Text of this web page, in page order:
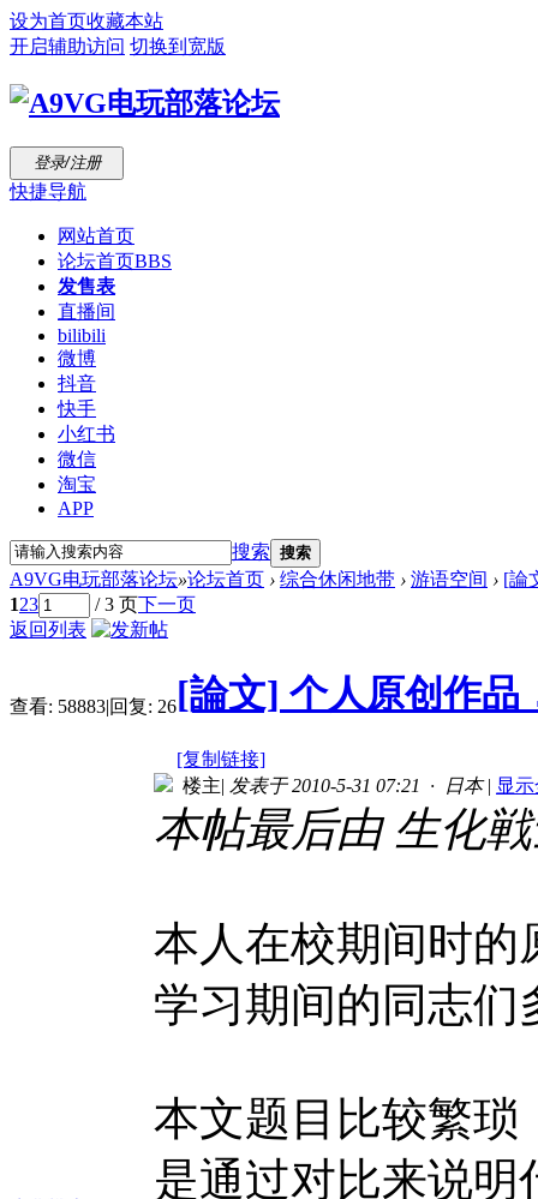
设为首页收藏本站
开启辅助访问 切换到宽版
登录/注册
快捷导航
网站首页
论坛首页BBS
发售表
直播间
bilibili
微博
抖音
快手
小红书
微信
淘宝
APP
搜索 搜索
A9VG电玩部落论坛»论坛首页 › 综合休闲地带 › 游语空间 › [論
123 / 3 页下一页
返回列表
查看: 58883|回复: 26[論文] 个人原创作品
[复制链接]
楼主| 发表于 2010-5-31 07:21 · 日本 | 显
本帖最后由 生化
本人在校期间时的
学习期间的同志们
本文题目比较繁琐
是通过对比来说明